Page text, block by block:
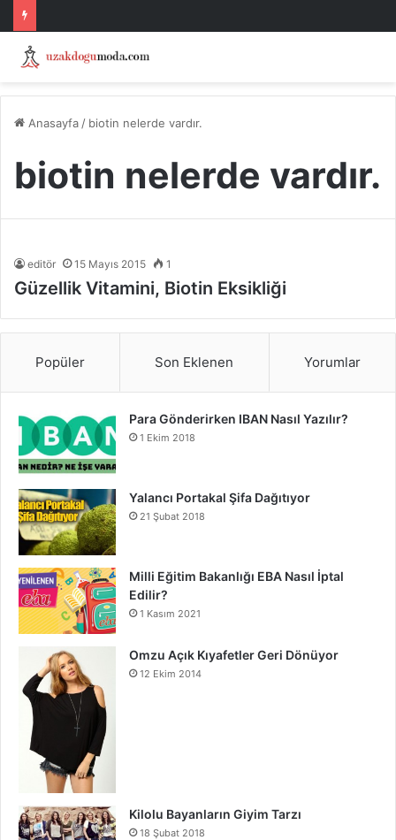
Anasayfa / biotin nelerde vardır.
biotin nelerde vardır.
editör 15 Mayıs 2015 1
Güzellik Vitamini, Biotin Eksikliği
Popüler Son Eklenen Yorumlar
Para Gönderirken IBAN Nasıl Yazılır?
1 Ekim 2018
Yalancı Portakal Şifa Dağıtıyor
21 Şubat 2018
Milli Eğitim Bakanlığı EBA Nasıl İptal
Edilir?
1 Kasım 2021
Omzu Açık Kıyafetler Geri Dönüyor
12 Ekim 2014
Kilolu Bayanların Giyim Tarzı
18 Şubat 2018